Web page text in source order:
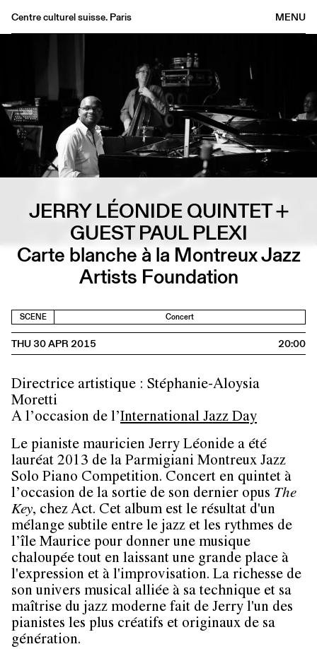
MENU
Centre culturel suisse. Paris
Archives
Medias
Publications
About
EN
JERRY LÉONIDE QUINTET +
GUEST PAUL PLEXI
Carte blanche à la Montreux Jazz
Artists Foundation
SCENE Concert
THU 30 APR 2015 20:00
Directrice artistique : Stéphanie-Aloysia
Moretti
A l’occasion de l’International Jazz Day
Le pianiste mauricien Jerry Léonide a été
lauréat 2013 de la Parmigiani Montreux Jazz
Solo Piano Competition. Concert en quintet à
l’occasion de la sortie de son dernier opus The
Key, chez Act. Cet album est le résultat d'un
mélange subtile entre le jazz et les rythmes de
l’île Maurice pour donner une musique
chaloupée tout en laissant une grande place à
l'expression et à l'improvisation. La richesse de
son univers musical alliée à sa technique et sa
maîtrise du jazz moderne fait de Jerry l'un des
pianistes les plus créatifs et originaux de sa
génération.